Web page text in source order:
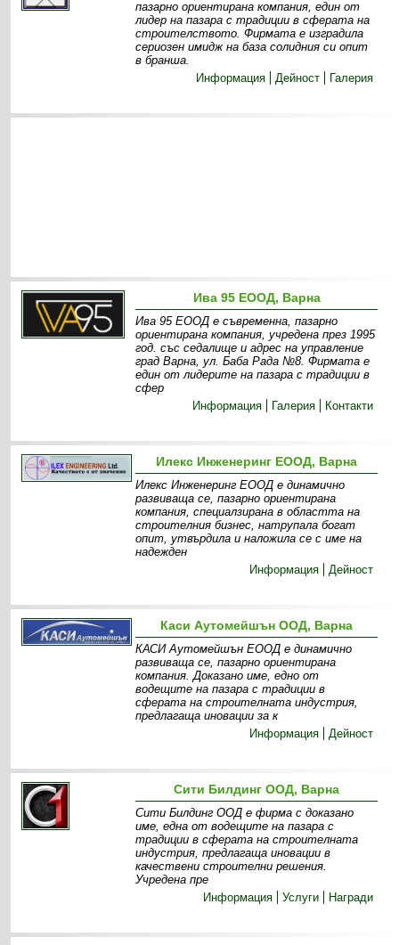
пазарно ориентирана компания, един от
лидер на пазара с традиции в сферата на
строителството. Фирмата е изградила
сериозен имидж на база солидния си опит
в бранша.
Информация
Дейност Галерия
Ива 95 ЕООД, Варна
Ива 95 ЕООД е съвременна, пазарно
ориентирана компания, учредена през 1995
год. със седалище и адрес на управление
град Варна, ул. Баба Рада №8. Фирмата е
един от лидерите на пазара с традиции в
сфер
Информация
Галерия Контакти
Илекс Инженеринг ЕООД, Варна
Илекс Инженеринг ЕООД е динамично
развиваща се, пазарно ориентирана
компания, специалзирана в областта на
строителния бизнес, натрупала богат
опит, утвърдила и наложила се с име на
надежден
Информация
Дейност
Каси Аутомейшън ООД, Варна
КАСИ Аутомейшън ЕООД е динамично
развиваща се, пазарно ориентирана
компания. Доказано име, едно от
водещите на пазара с традиции в
сферата на строителната индустрия,
предлагаща иновации за к
Информация
Дейност
Сити Билдинг ООД, Варна
Сити Билдинг ООД е фирма с доказано
име, една от водещите на пазара с
традиции в сферата на строителната
индустрия, предлагаща иновации в
качествени строителни решения.
Учредена пре
Информация
Услуги Награди